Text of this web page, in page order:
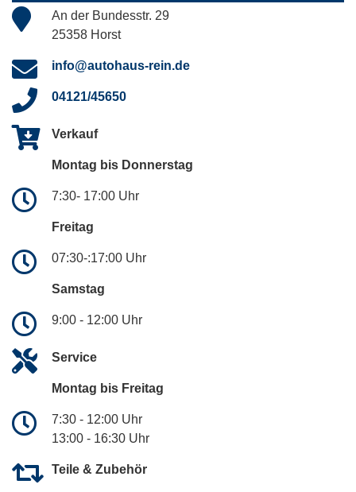
An der Bundesstr. 29
25358 Horst
info@autohaus-rein.de
04121/45650
Verkauf
Montag bis Donnerstag
7:30- 17:00 Uhr
Freitag
07:30-:17:00 Uhr
Samstag
9:00 - 12:00 Uhr
Service
Montag bis Freitag
7:30 - 12:00 Uhr
13:00 - 16:30 Uhr
Teile & Zubehör